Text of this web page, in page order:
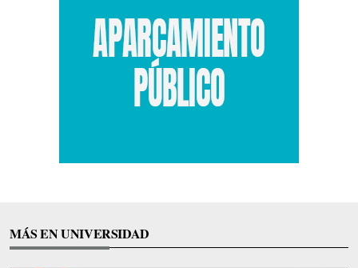
MÁS EN UNIVERSIDAD